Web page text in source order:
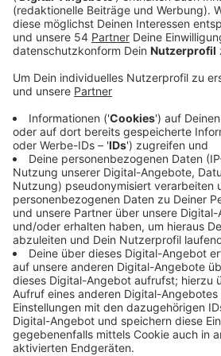
Veröffentlicht:Mittwoch, 23.06.2021
Anzeige
Schule, die Brückenschule und die
Schülerinnen und Schüler haben
gebastelt, in denen ein Zettel
steht "Du bist toll". Die werden
Mönchengladbach verteilt, zum
Krankenhäusern. Also, wenn ihr
macht doch villeicht kleinen
vorbei, denn es gibt nicht nur ein
sondern auch was zu sehen. An
Schulen werden Bilder von
aufgehängt. Die Schulleiterin der
Terbeck freut sich aber auch über
Zusammenarbeit. Ein Lächeln in ganz